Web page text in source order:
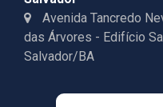
Avenida Tancredo
das Árvores - Edifício
Salvador/BA